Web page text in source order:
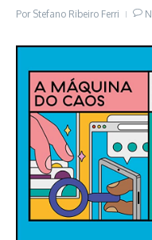
Por Stefano Ribeiro Ferri